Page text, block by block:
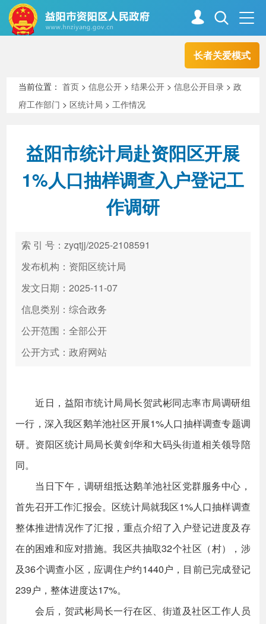
长者关爱模式
走进资阳
新闻中心 解读回应
高效办成一件事
当前位置：首页 >信息公开 >结果公开 >信息公开目录 >政
府工作部门 > 区统计局 >工作情况
益阳市统计局赴资阳区开展
1%人口抽样调查入户登记工
作调研
索 引 号：zyqtjj/2025-2108591
发布机构：资阳区统计局
发文日期：2025-11-07
信息类别：综合政务
公开范围：全部公开
公开方式：政府网站
近日，益阳市统计局局长贺武彬同志率市局调研组
一行，深入我区鹅羊池社区开展1%人口抽样调查专题调
研。资阳区统计局局长黄剑华和大码头街道相关领导陪
同。
当日下午，调研组抵达鹅羊池社区党群服务中心，
首先召开工作汇报会。区统计局就我区1%人口抽样调查
整体推进情况作了汇报，重点介绍了入户登记进度及存
在的困难和应对措施。我区共抽取32个社区（村），涉
及36个调查小区，应调住户约1440户，目前已完成登记
239户，整体进度达17%。
会后，贺武彬局长一行在区、街道及社区工作人员